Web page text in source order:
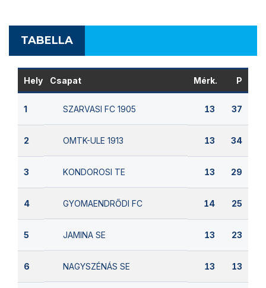
TABELLA
Hely Csapat Mérk. P
1 SZARVASI FC 1905 13 37
2 OMTK-ULE 1913 13 34
3 KONDOROSI TE 13 29
4 GYOMAENDRŐDI FC 14 25
5 JAMINA SE 13 23
6 NAGYSZÉNÁS SE 13 13